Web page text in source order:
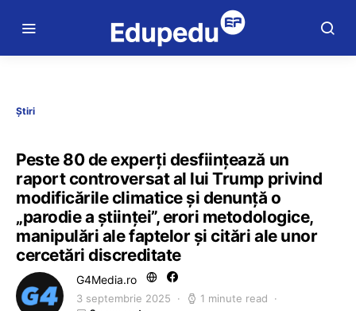
Știri
Peste 80 de experţi desființează un
raport controversat al lui Trump privind
modificările climatice şi denunţă o
„parodie a ştiinţei”, erori metodologice,
manipulări ale faptelor şi citări ale unor
cercetări discreditate
G4Media.ro
3 septembrie 2025 1 minute read